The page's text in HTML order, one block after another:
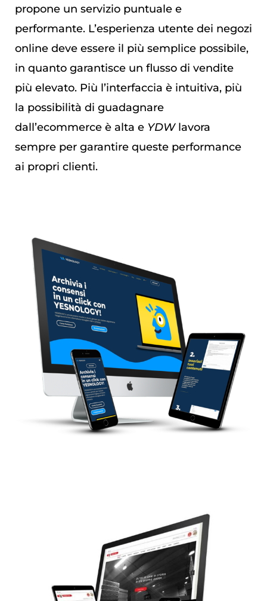
propone un servizio puntuale e
performante. L’esperienza utente dei negozi
online deve essere il più semplice possibile,
in quanto garantisce un flusso di vendite
più elevato. Più l’interfaccia è intuitiva, più
la possibilità di guadagnare
dall’ecommerce è alta e YDWlavora
sempre per garantire queste performance
ai propri clienti.